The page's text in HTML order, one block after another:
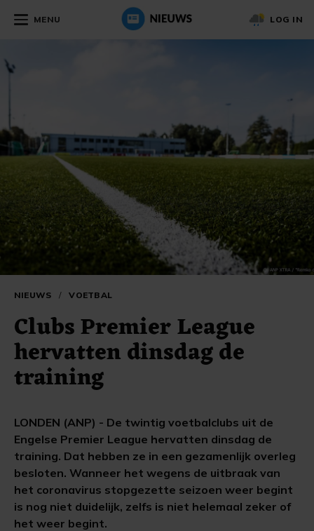
MENU LOG IN
NIEUWS / VOETBAL
Clubs Premier League
hervatten dinsdag de
training
LONDEN (ANP) - De twintig voetbalclubs uit de
Engelse Premier League hervatten dinsdag de
training. Dat hebben ze in een gezamenlijk overleg
besloten. Wanneer het wegens de uitbraak van
het coronavirus stopgezette seizoen weer begint
is nog niet duidelijk, zelfs is niet helemaal zeker of
het weer begint.